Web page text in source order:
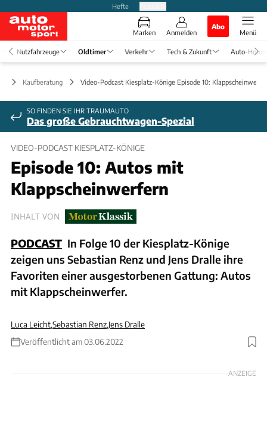
Hefte
Marken Anmelden
Abo
Menü
Nutzfahrzeuge Oldtimer Verkehr Tech & Zukunft Auto-
Kaufberatung Video-Podcast Kiesplatz-Könige Episode 10: Klappscheinwerfer
SO FINDEN SIE IHR TRAUMAUTO
Das große Gebrauchtwagen-Spezial
VIDEO-PODCAST KIESPLATZ-KÖNIGE
Episode 10: Autos mit
Klappscheinwerfern
INHALT VON
PODCAST In Folge 10 der Kiesplatz-Könige
zeigen uns Sebastian Renz und Jens Dralle ihre
Favoriten einer ausgestorbenen Gattung: Autos
mit Klappscheinwerfer.
Luca Leicht,Sebastian Renz,Jens Dralle
Veröffentlicht am 03.06.2022
ANZEIGE